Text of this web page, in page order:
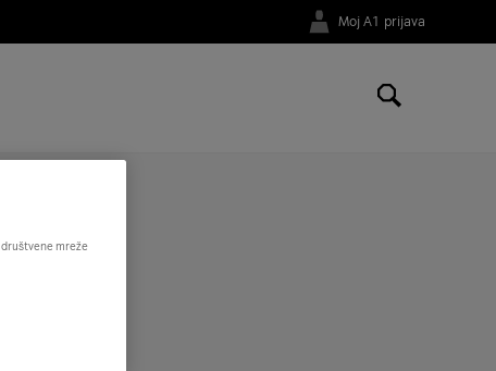
Moj A1 prijava
„Postavke aplikacije“. U „Postavkama aplikacije“ možeš uočiti opciju
mreže